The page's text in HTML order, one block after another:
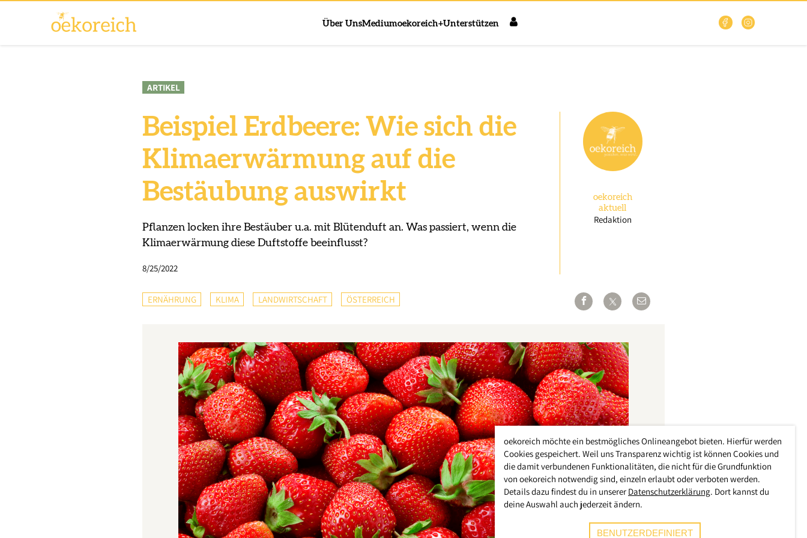
Über UnsMediumoekoreich+Unterstützen
ARTIKEL
Beispiel Erdbeere: Wie sich die
Klimaerwärmung auf die
Bestäubung auswirkt
Pflanzen locken ihre Bestäuber u.a. mit Blütenduft an. Was passiert, wenn die
Klimaerwärmung diese Duftstoffe beeinflusst?
8/25/2022
oekoreich
aktuell
Redaktion
ERNÄHRUNG KLIMA LANDWIRTSCHAFT ÖSTERREICH
oekoreich möchte ein bestmögliches Onlineangebot bieten. Hierfür werden
Cookies gespeichert. Weil uns Transparenz wichtig ist können Cookies und
die damit verbundenen Funktionalitäten, die nicht für die Grundfunktion
von oekoreich notwendig sind, einzeln erlaubt oder verboten werden.
Details dazu findest du in unserer Datenschutzerklärung. Dort kannst du
deine Auswahl auch jederzeit ändern.
BENUTZERDEFINIERT